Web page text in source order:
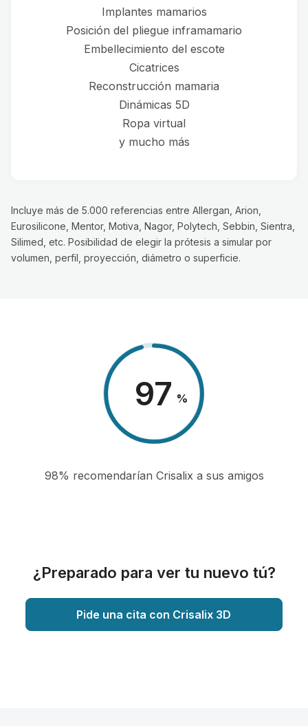
Implantes mamarios
Posición del pliegue inframamario
Embellecimiento del escote
Cicatrices
Reconstrucción mamaria
Dinámicas 5D
Ropa virtual
y mucho más
Incluye más de 5.000 referencias entre Allergan, Arion,
Eurosilicone, Mentor, Motiva, Nagor, Polytech, Sebbin, Sientra,
Silimed, etc. Posibilidad de elegir la prótesis a simular por
volumen, perfil, proyección, diámetro o superficie.
98 %
98% recomendarían Crisalix a sus amigos
¿Preparado para ver tu nuevo tú?
Pide una cita con Crisalix 3D